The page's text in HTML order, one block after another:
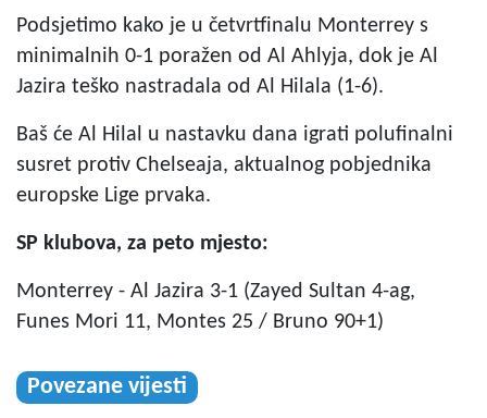
Podsjetimo kako je u četvrtfinalu Monterrey s
minimalnih 0-1 poražen od Al Ahlyja, dok je Al
Jazira teško nastradala od Al Hilala (1-6).
Baš će Al Hilal u nastavku dana igrati polufinalni
susret protiv Chelseaja, aktualnog pobjednika
europske Lige prvaka.
SP klubova, za peto mjesto:
Monterrey - Al Jazira 3-1 (Zayed Sultan 4-ag,
Funes Mori 11, Montes 25 / Bruno 90+1)
Povezane vijesti